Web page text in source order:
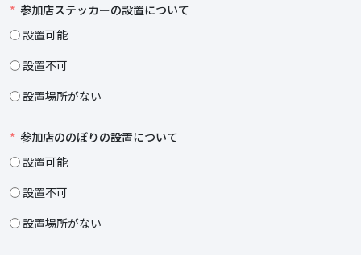
参加店ステッカーの設置について
設置可能
設置不可
設置場所がない
参加店ののぼりの設置について
設置可能
設置不可
設置場所がない